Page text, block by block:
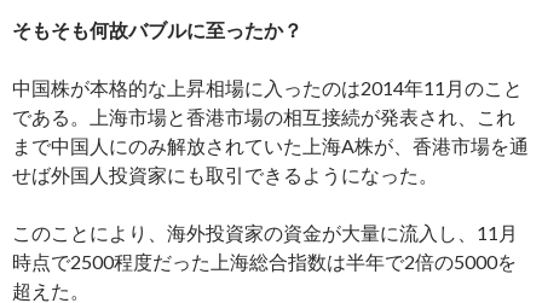
そもそも何故バブルに至ったか？
中国株が本格的な上昇相場に入ったのは2014年11月のこと
である。上海市場と香港市場の相互接続が発表され、これ
まで中国人にのみ解放されていた上海A株が、香港市場を通
せば外国人投資家にも取引できるようになった。
このことにより、海外投資家の資金が大量に流入し、11月
時点で2500程度だった上海総合指数は半年で2倍の5000を
超えた。